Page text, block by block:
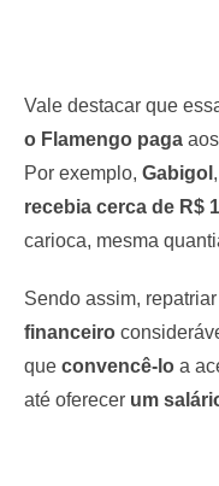
Vale destacar que
o Flamengo paga
Por exemplo, Gabigol
recebia cerca de R$
carioca, mesma
Sendo assim,
financeiro
que convencê-lo a
até oferecer um